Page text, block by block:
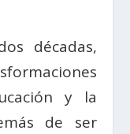
décadas,
y la
de ser